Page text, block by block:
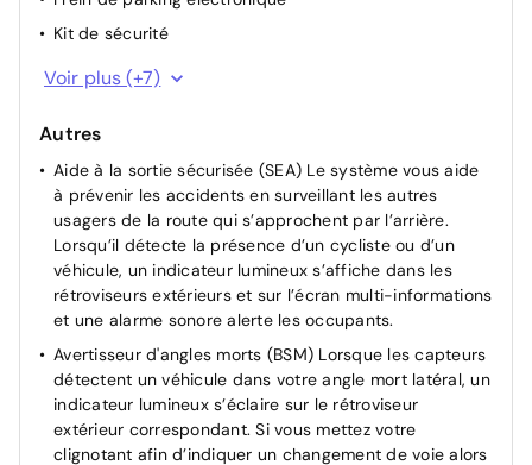
Kit de sécurité
Système d'appel d'urgence automatique "E-Call"
Vitres AV/AR électriques
ABS
Contrôle de la pression des pneus des roues
Contrôle de traction (TCS)
Electrostabilisateur programmé (ESP)
Voir plus (+7)
Autres
Aide à la sortie sécurisée (SEA) Le système vous aide
à prévenir les accidents en surveillant les autres
usagers de la route qui s’approchent par l’arrière.
Lorsqu’il détecte la présence d’un cycliste ou d’un
véhicule, un indicateur lumineux s’affiche dans les
rétroviseurs extérieurs et sur l’écran multi-informations
et une alarme sonore alerte les occupants.
Avertisseur d'angles morts (BSM) Lorsque les capteurs
détectent un véhicule dans votre angle mort latéral, un
indicateur lumineux s’éclaire sur le rétroviseur
extérieur correspondant. Si vous mettez votre
clignotant afin d’indiquer un changement de voie alors